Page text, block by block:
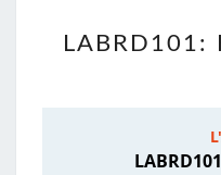
LABRD101: